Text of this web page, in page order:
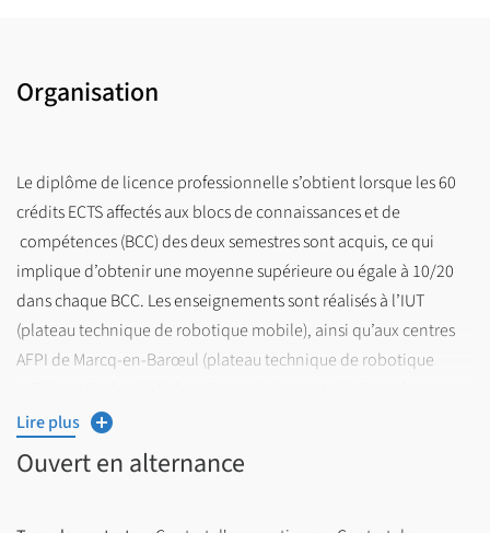
Organisation
Le diplôme de licence professionnelle s’obtient lorsque les 60
crédits ECTS affectés aux blocs de connaissances et de
compétences (BCC) des deux semestres sont acquis, ce qui
implique d’obtenir une moyenne supérieure ou égale à 10/20
dans chaque BCC. Les enseignements sont réalisés à l’IUT
(plateau technique de robotique mobile), ainsi qu’aux centres
AFPI de Marcq-en-Barœul (plateau technique de robotique
robotique industrielle). 440 heures d’enseignement
pédagogique sur une année, réparties sur 15 semaines.
Lire plus
Ouvert en alternance